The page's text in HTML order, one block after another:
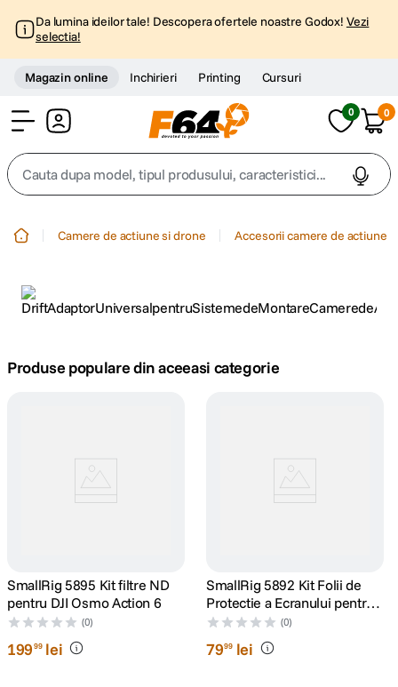
Da lumina ideilor tale! Descopera ofertele noastre Godox! Vezi
selectia!
Magazin online Inchirieri Printing Cursuri
0 0
Cauta dupa model, tipul produsului, caracteristici...
2. trepied
canon sx740 hs
9 dji mic mini
10. dji osmo pocket 4
Camere de actiune si drone Accesorii camere de actiune
Produse populare din aceeasi categorie
SmallRig 5895 Kit filtre ND
pentru DJI Osmo Action 6
(0)
19999 lei
SmallRig 5892 Kit Folii de
Protectie a Ecranului pentru
DJI Osmo Action 6
(0)
7999 lei